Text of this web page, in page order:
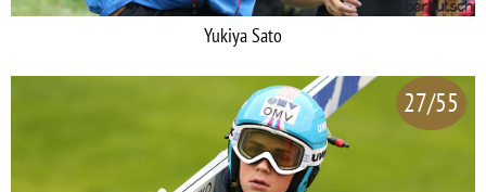
Yukiya Sato
27/55